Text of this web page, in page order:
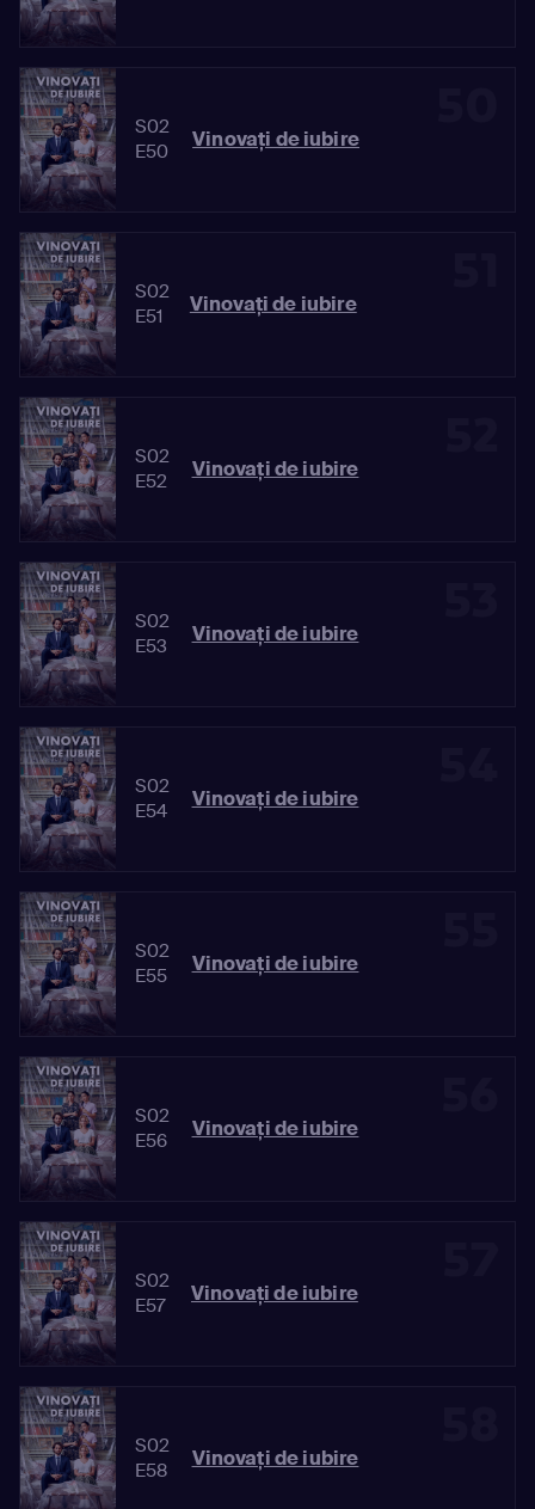
S02
E50
Vinovaţi de iubire
S02
E51
Vinovaţi de iubire
S02
E52
Vinovaţi de iubire
S02
E53
Vinovaţi de iubire
S02
E54
Vinovaţi de iubire
S02
E55
Vinovaţi de iubire
S02
E56
Vinovaţi de iubire
S02
E57
Vinovaţi de iubire
S02
E58
Vinovaţi de iubire